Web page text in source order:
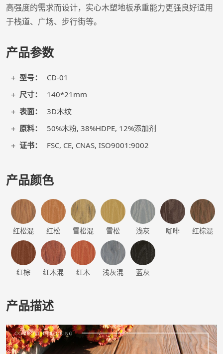
高强度的需求而设计，实心木塑地板承重能力更强良好适用
于栈道、广场、步行街等。
产品参数
型号：
CD-01
尺寸：
140*21mm
表面：
3D木纹
原料：
50%木粉, 38%HDPE, 12%添加剂
证书：
FSC, CE, CNAS, ISO9001:9002
产品颜色
红松混 红松 雪松混 雪松 浅灰 咖啡 红棕混
红棕 红木混 红木 浅灰混 蓝灰
产品描述